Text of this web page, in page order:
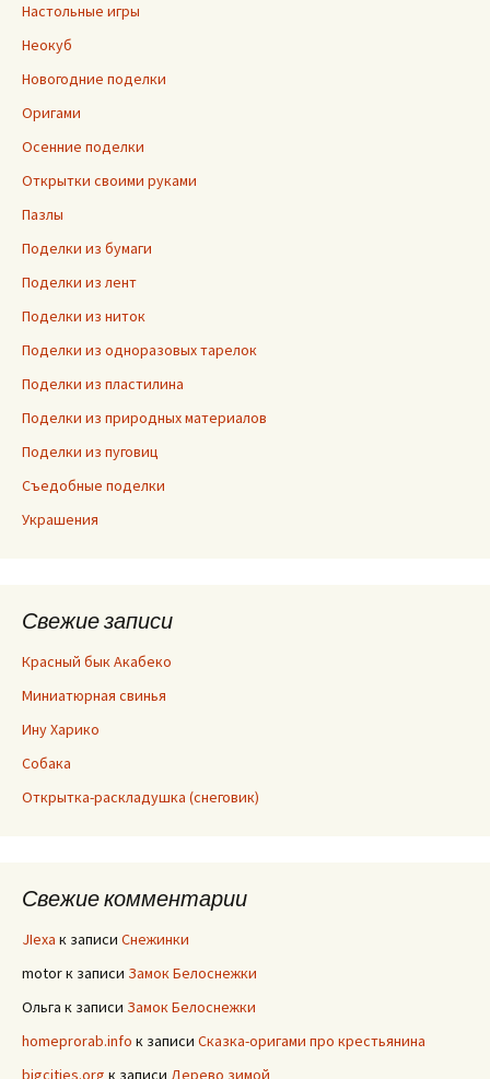
Настольные игры
Неокуб
Новогодние поделки
Оригами
Осенние поделки
Открытки своими руками
Пазлы
Поделки из бумаги
Поделки из лент
Поделки из ниток
Поделки из одноразовых тарелок
Поделки из пластилина
Поделки из природных материалов
Поделки из пуговиц
Съедобные поделки
Украшения
Свежие записи
Красный бык Акабеко
Миниатюрная свинья
Ину Харико
Собака
Открытка-раскладушка (снеговик)
Свежие комментарии
JIexa к записи Снежинки
motorк записи Замок Белоснежки
Ольга к записи Замок Белоснежки
homeprorab.info к записи Сказка-оригами про крестьянина
bigcities.org к записи Дерево зимой